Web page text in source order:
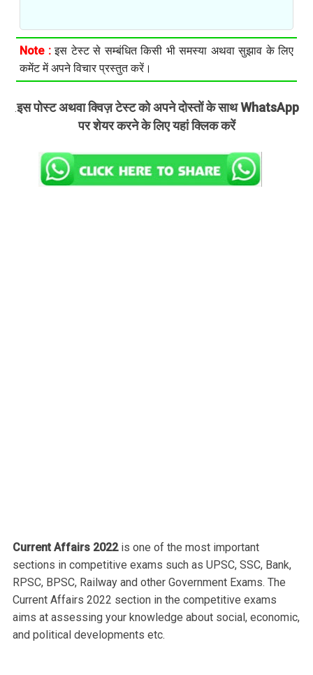
Note :इस टेस्ट से सम्बंधित किसी भी समस्या अथवा सुझाव के लिए
कमेंट में अपने विचार प्रस्तुत करें।
.इस पोस्ट अथवा क्विज़ टेस्ट को अपने दोस्तों के साथ WhatsApp
पर शेयर करने के लिए यहां क्लिक करें
Current Affairs 2022is one of the most important
sections in competitive exams such as UPSC, SSC, Bank,
RPSC, BPSC, Railway and other Government Exams. The
Current Affairs 2022 section in the competitive exams
aims at assessing your knowledge about social, economic,
and political developments etc.